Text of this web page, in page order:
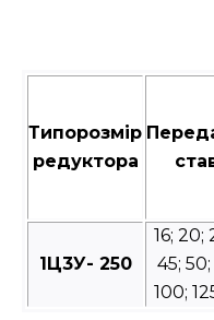
Типорозмір
редуктора
1Ц3У- 250
16; 20;
45;
100;